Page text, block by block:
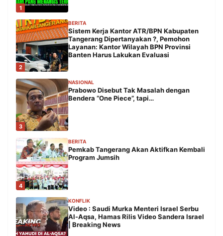
1
2
BERITA
Sistem Kerja Kantor ATR/BPN Kabupaten
Tangerang Dipertanyakan ?, Pemohon
Layanan: Kantor Wilayah BPN Provinsi
Banten Harus Lakukan Evaluasi
3
NASIONAL
Prabowo Disebut Tak Masalah dengan
Bendera “One Piece”, tapi…
4
BERITA
Pemkab Tangerang Akan Aktifkan Kembali
Program Jumsih
KONFLIK
Video : Saudi Murka Menteri Israel Serbu
Al-Aqsa, Hamas Rilis Video Sandera Israel
| Breaking News